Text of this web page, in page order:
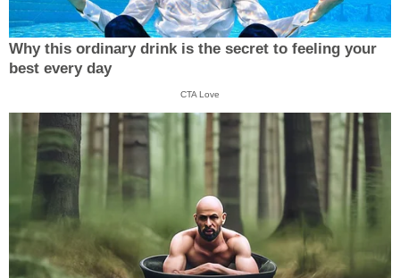
Why this ordinary drink is the secret to feeling your
best every day
CTA Love